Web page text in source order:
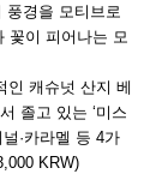
풍경을 모티브로
꽃이 피어나는 모
인 캐슈넛 산지 베
졸고 있는 ‘미스
·카라멜 등 4가
KRW)